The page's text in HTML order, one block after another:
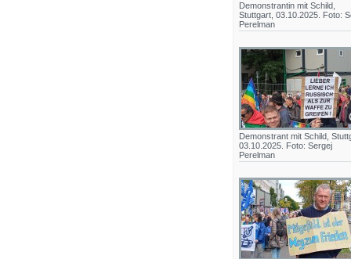
Demonstrantin mit Schild,
Stuttgart, 03.10.2025. Foto:
Perelman
Demonstrant mit Schild,
03.10.2025. Foto: Sergej
Perelman